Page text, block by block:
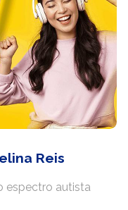
Reis
espectro autista